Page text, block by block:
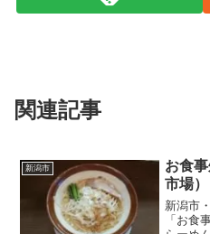
関連記事
新潟市
お食
市場）
新潟市
「お食